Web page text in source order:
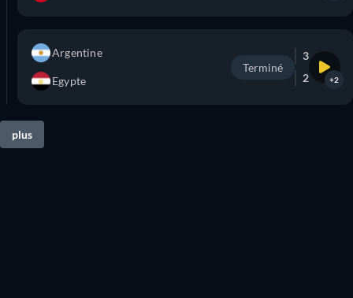
Argentine
Egypte
Terminé
3
2
+2
plus